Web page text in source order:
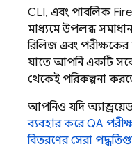
CLI, এবং পাবলিক
মাধ্যমে উপলব্ধ
রিলিজ এবং পরীক্ষকের
যাতে আপনি একটি
থেকেই পরিকল্পনা
আপনিও যদি
ব্যবহার করে QA
বিতরণের সেরা